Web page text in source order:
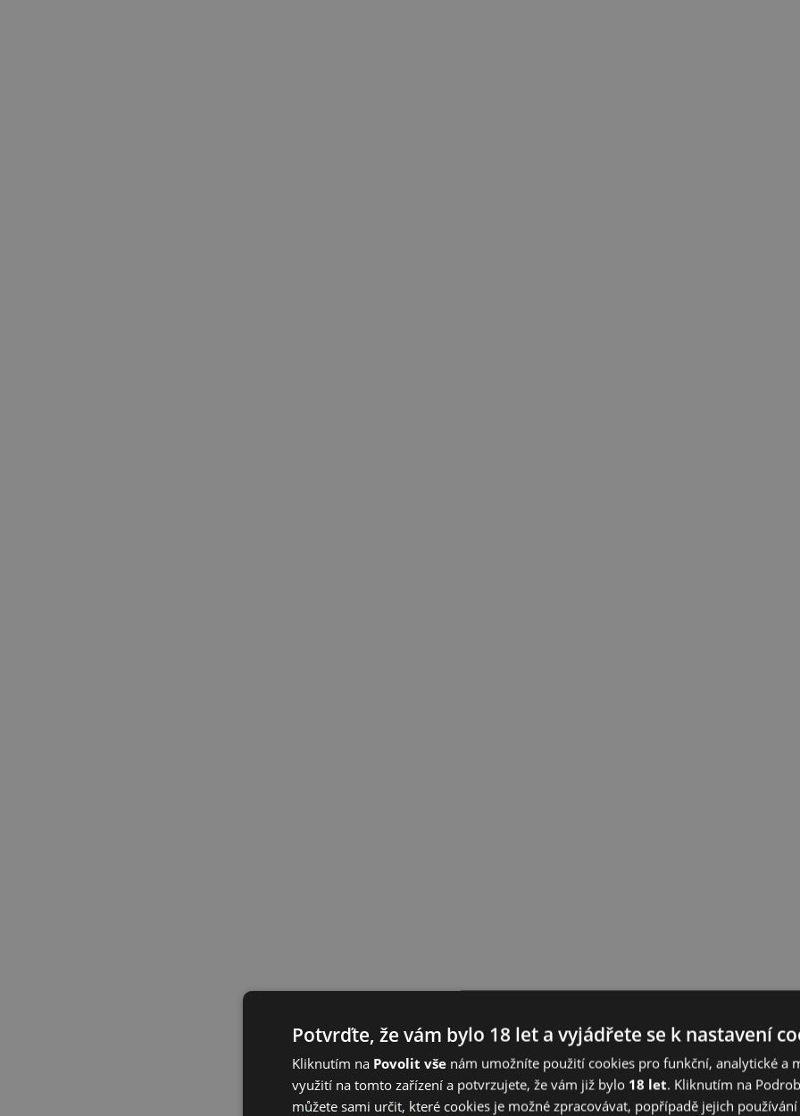
Potvrďte, že vám bylo 18 let a vyjádřete se k nastavení
Kliknutím na Povolit vše nám umožníte použití cookies pro funkční, analytické a
využití na tomto zařízení a potvrzujete, že vám již bylo 18 let. Kliknutím na
můžete sami určit, které cookies je možné zpracovávat, popřípadě jejich používání